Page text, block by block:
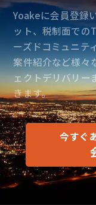
Yoakeに会員登録
ット、税制面での
ーズドコミュニテ
案件紹介など様々
ェクトデリバリー
きます。
今すぐ